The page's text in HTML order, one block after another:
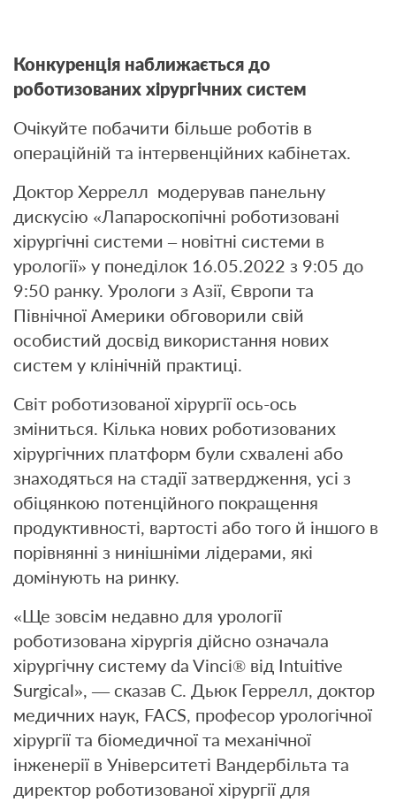
Конкуренція наближається до
роботизованих хірургічних систем
Очікуйте побачити більше роботів в
операційній та інтервенційних кабінетах.
Доктор Херрелл модерував панельну
дискусію «Лапароскопічні роботизовані
хірургічні системи – новітні системи в
урології» у понеділок 16.05.2022 з 9:05 до
9:50 ранку. Урологи з Азії, Європи та
Північної Америки обговорили свій
особистий досвід використання нових
систем у клінічній практиці.
Світ роботизованої хірургії ось-ось
зміниться. Кілька нових роботизованих
хірургічних платформ були схвалені або
знаходяться на стадії затвердження, усі з
обіцянкою потенційного покращення
продуктивності, вартості або того й іншого в
порівнянні з нинішніми лідерами, які
домінують на ринку.
«Ще зовсім недавно для урології
роботизована хірургія дійсно означала
хірургічну систему da Vinci® від Intuitive
Surgical», — сказав С. Дьюк Геррелл, доктор
медичних наук, FACS, професор урологічної
хірургії та біомедичної та механічної
інженерії в Університеті Вандербільта та
директор роботизованої хірургії для